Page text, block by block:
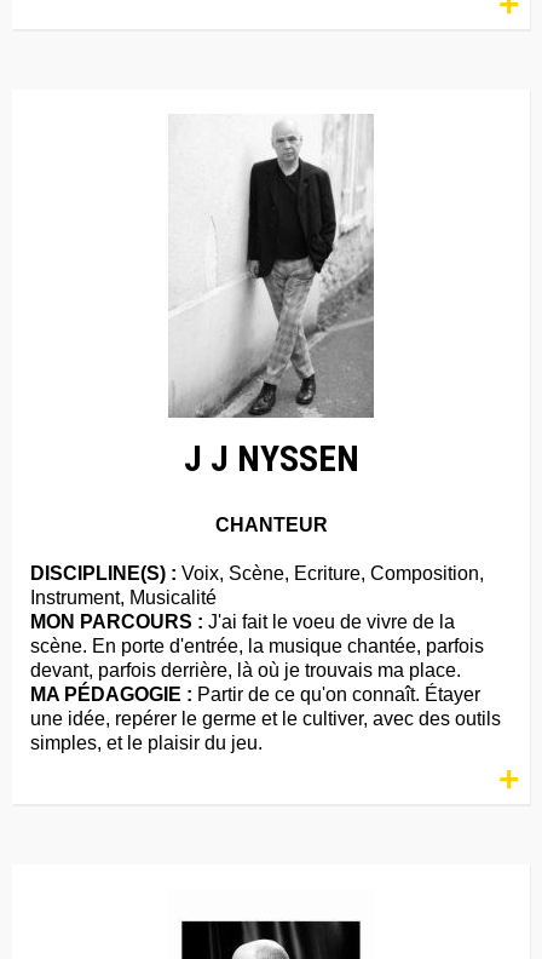
J J NYSSEN
CHANTEUR
DISCIPLINE(S) : Voix, Scène, Ecriture, Composition,
Instrument, Musicalité
MON PARCOURS : J'ai fait le voeu de vivre de la
scène. En porte d'entrée, la musique chantée, parfois
devant, parfois derrière, là où je trouvais ma place.
MA PÉDAGOGIE : Partir de ce qu'on connaît. Étayer
une idée, repérer le germe et le cultiver, avec des outils
simples, et le plaisir du jeu.
+